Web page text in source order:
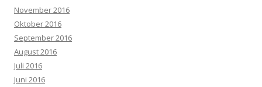
November 2016
Oktober 2016
September 2016
August 2016
Juli 2016
Juni 2016